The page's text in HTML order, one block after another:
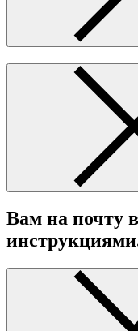
Вам на почту